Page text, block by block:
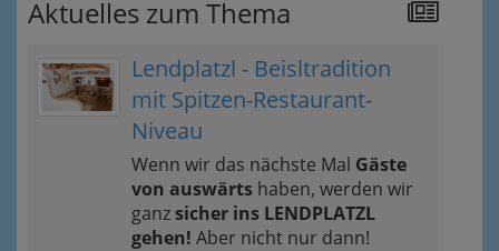
Aktuelles zum Thema
Lendplatzl - Beisltradition
mit Spitzen-Restaurant-
Niveau
Wenn wir das nächste Mal Gäste
von auswärts haben, werden wir
ganzsicher ins LENDPLATZL
gehen! Aber nicht nur dann!